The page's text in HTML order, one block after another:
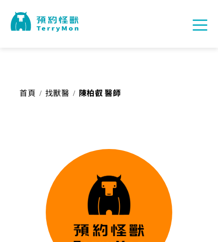
首頁 / 找獸醫 / 陳柏叡 醫師